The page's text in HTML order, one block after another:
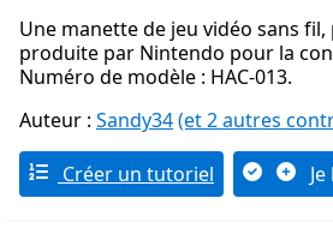
Une manette de jeu vidéo sans fil,
produite par Nintendo pour la
Numéro de modèle : HAC-013.
Auteur : Sandy34(et 2 autres
Créer un tutoriel